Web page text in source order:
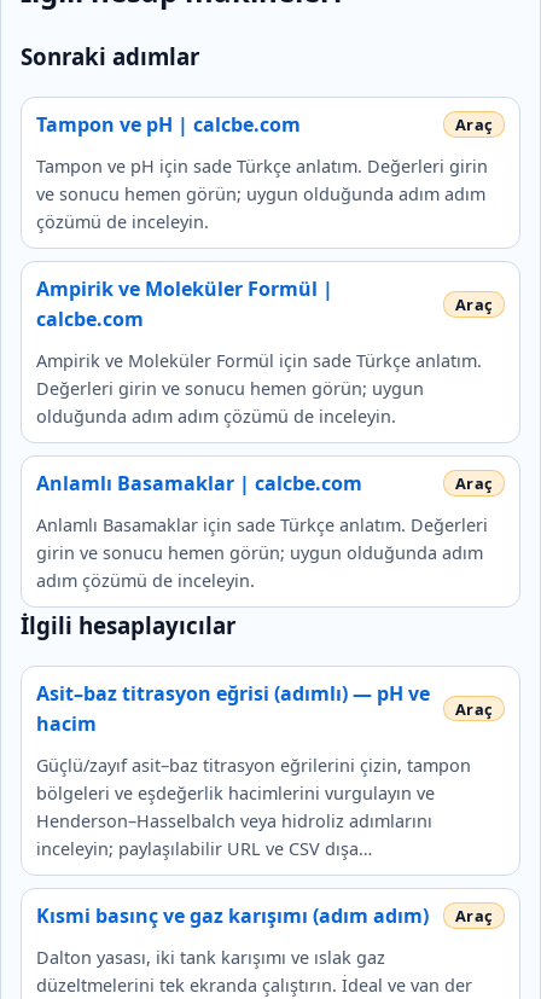
Sonraki adımlar
Tampon ve pH | calcbe.com
Tampon ve pH için sade Türkçe anlatım. Değerleri girin
ve sonucu hemen görün; uygun olduğunda adım adım
çözümü de inceleyin.
Ampirik ve Moleküler Formül |
calcbe.com
Ampirik ve Moleküler Formül için sade Türkçe anlatım.
Değerleri girin ve sonucu hemen görün; uygun
olduğunda adım adım çözümü de inceleyin.
Anlamlı Basamaklar | calcbe.com
Anlamlı Basamaklar için sade Türkçe anlatım. Değerleri
girin ve sonucu hemen görün; uygun olduğunda adım
adım çözümü de inceleyin.
İlgili hesaplayıcılar
Asit–baz titrasyon eğrisi (adımlı) — pH ve
hacim
Güçlü/zayıf asit–baz titrasyon eğrilerini çizin, tampon
bölgeleri ve eşdeğerlik hacimlerini vurgulayın ve
Henderson–Hasselbalch veya hidroliz adımlarını
inceleyin; paylaşılabilir URL ve CSV dışa…
Kısmi basınç ve gaz karışımı (adım adım)
Dalton yasası, iki tank karışımı ve ıslak gaz
düzeltmelerini tek ekranda çalıştırın. İdeal ve van der